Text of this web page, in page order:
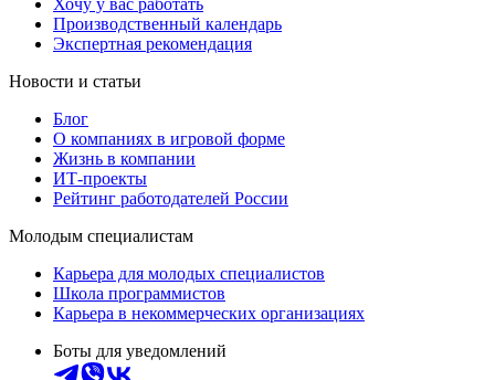
Хочу у вас работать
Производственный календарь
Экспертная рекомендация
Новости и статьи
Блог
О компаниях в игровой форме
Жизнь в компании
ИТ-проекты
Рейтинг работодателей России
Молодым специалистам
Карьера для молодых специалистов
Школа программистов
Карьера в некоммерческих организациях
Боты для уведомлений